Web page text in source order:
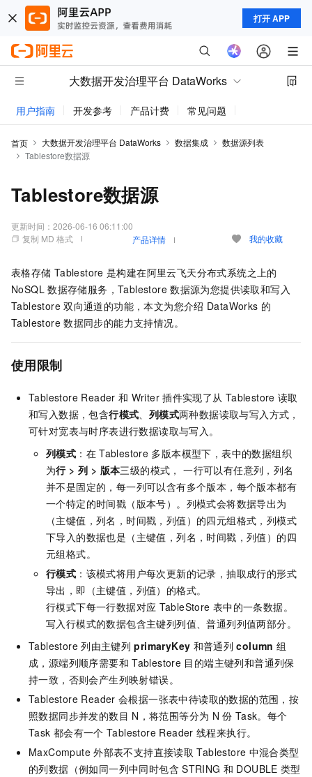
打开 APP
大数据开发治理平台 DataWorks
用户指南 开发参考 产品计费 常见问题
首页 大数据开发治理平台 DataWorks 数据集成
数据源列表
Tablestore数据源
Tablestore数据源
更新时间： 2026-06-16 06:11:00
复制 MD 格式
产品详情 我的收藏
表格存储 Tablestore 是构建在阿里云飞天分布式系统之上的
NoSQL 数据存储服务，Tablestore 数据源为您提供读取和写入
Tablestore 双向通道的功能，本文为您介绍 DataWorks 的
Tablestore 数据同步的能力支持情况。
使用限制
Tablestore Reader 和 Writer 插件实现了从 Tablestore 读取
和写入数据，包含行模式、 列模式两种数据读取与写入方式，
可针对宽表与时序表进行数据读取与写入。
列模式 ：在 Tablestore 多版本模型下，表中的数据组织
为行>列 > 版本三级的模式， 一行可以有任意列，列名
并不是固定的，每一列可以含有多个版本，每个版本都有
一个特定的时间戳（版本号）。列模式会将数据导出为
（主键值，列名，时间戳，列值）的四元组格式，列模式
下导入的数据也是（主键值，列名，时间戳，列值）的四
元组格式。
行模式 ：该模式将用户每次更新的记录，抽取成行的形式
导出，即（主键值，列值）的格式。
行模式下每一行数据对应 TableStore 表中的一条数据。
写入行模式的数据包含主键列列值、普通列列值两部分。
Tablestore 列由主键列 primaryKey 和普通列 column 组
成，源端列顺序需要和 Tablestore 目的端主键列和普通列保
持一致，否则会产生列映射错误。
Tablestore Reader 会根据一张表中待读取的数据的范围，按
照数据同步并发的数目 N，将范围等分为 N 份 Task。每个
Task 都会有一个 Tablestore Reader 线程来执行。
MaxCompute 外部表不支持直接读取 Tablestore 中混合类型
的列数据（例如同一列中同时包含 STRING 和 DOUBLE 类型